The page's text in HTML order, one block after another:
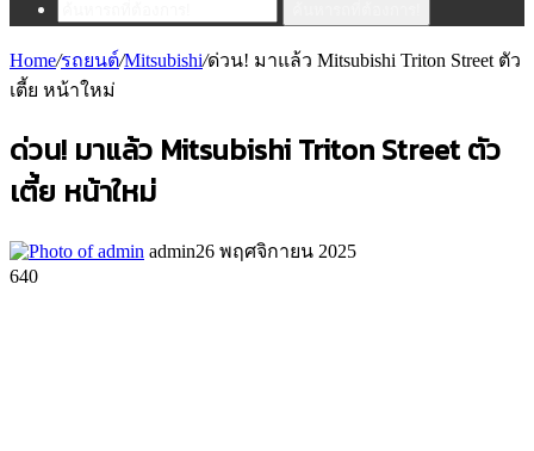
Home/รถยนต์/Mitsubishi/ด่วน! มาแล้ว Mitsubishi Triton Street ตัว
เตี้ย หน้าใหม่
ด่วน! มาแล้ว Mitsubishi Triton Street ตัว
เตี้ย หน้าใหม่
admin26 พฤศจิกายน 2025
640